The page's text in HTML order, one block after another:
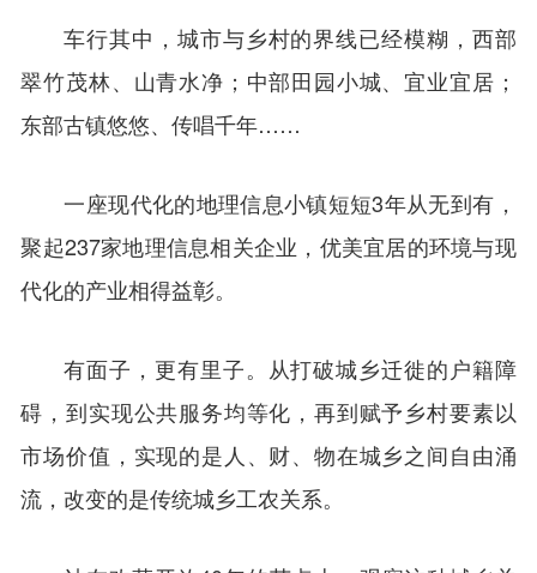
车行其中，城市与乡村的界线已经模糊，西部
翠竹茂林、山青水净；中部田园小城、宜业宜居；
东部古镇悠悠、传唱千年……
一座现代化的地理信息小镇短短3年从无到有，
聚起237家地理信息相关企业，优美宜居的环境与现
代化的产业相得益彰。
有面子，更有里子。从打破城乡迁徙的户籍障
碍，到实现公共服务均等化，再到赋予乡村要素以
市场价值，实现的是人、财、物在城乡之间自由涌
流，改变的是传统城乡工农关系。